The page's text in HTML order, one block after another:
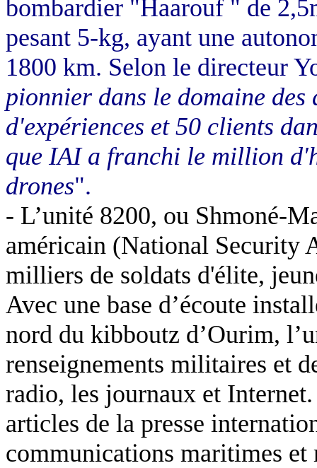
bombardier "Haarouf " de
pesant 5-kg, ayant une
1800 km. Selon le directeur
pionnier dans le domaine des
d'expériences et 50 clients
que IAI a franchi le million
drones".
- L’unité 8200, ou Shmoné-
américain (National Security
milliers de soldats d'élite,
Avec une base d’écoute
nord du kibboutz d’Ourim,
renseignements militaires et
radio, les journaux et
articles de la presse
communications maritimes et